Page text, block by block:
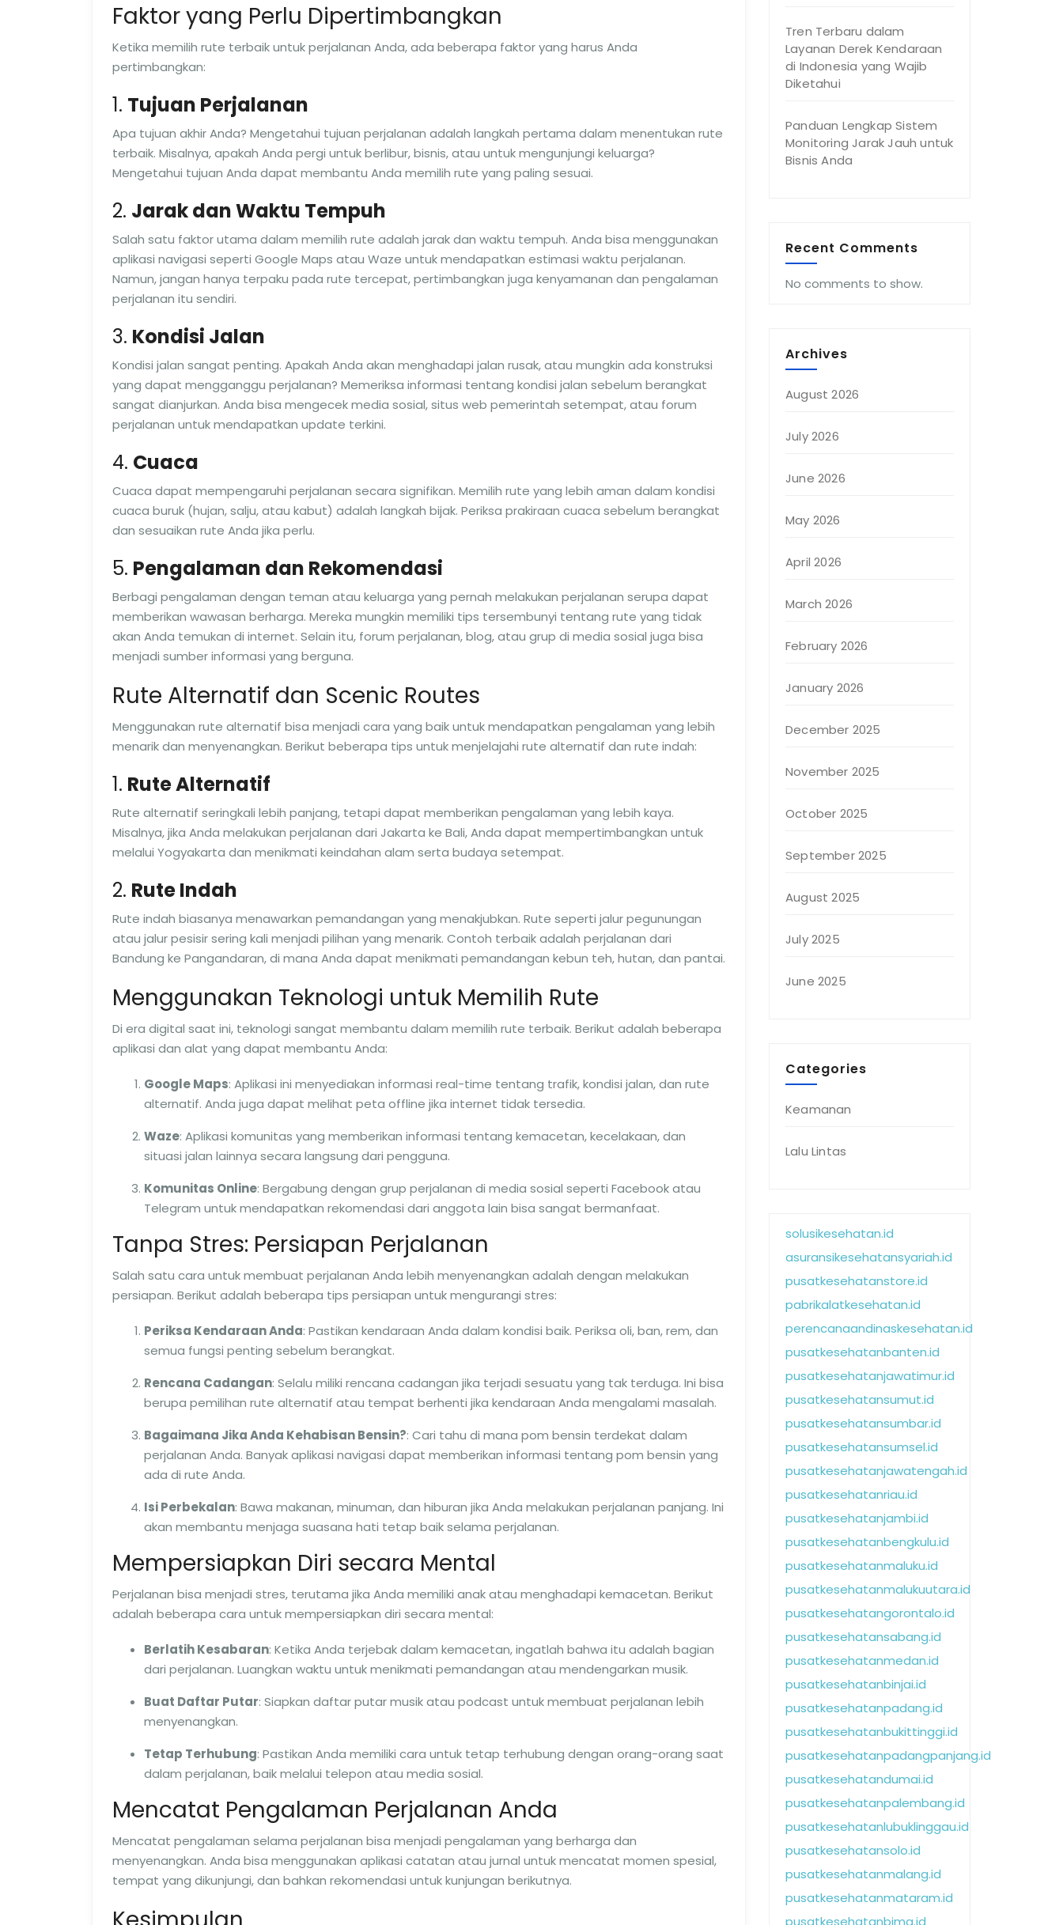
Faktor yang Perlu Dipertimbangkan
Ketika memilih rute terbaik untuk perjalanan Anda, ada beberapa faktor yang harus Anda
pertimbangkan:
1. Tujuan Perjalanan
Apa tujuan akhir Anda? Mengetahui tujuan perjalanan adalah langkah pertama dalam menentukan rute
terbaik. Misalnya, apakah Anda pergi untuk berlibur, bisnis, atau untuk mengunjungi keluarga?
Mengetahui tujuan Anda dapat membantu Anda memilih rute yang paling sesuai.
2. Jarak dan Waktu Tempuh
Salah satu faktor utama dalam memilih rute adalah jarak dan waktu tempuh. Anda bisa menggunakan
aplikasi navigasi seperti Google Maps atau Waze untuk mendapatkan estimasi waktu perjalanan.
Namun, jangan hanya terpaku pada rute tercepat, pertimbangkan juga kenyamanan dan pengalaman
perjalanan itu sendiri.
3. Kondisi Jalan
Kondisi jalan sangat penting. Apakah Anda akan menghadapi jalan rusak, atau mungkin ada konstruksi
yang dapat mengganggu perjalanan? Memeriksa informasi tentang kondisi jalan sebelum berangkat
sangat dianjurkan. Anda bisa mengecek media sosial, situs web pemerintah setempat, atau forum
perjalanan untuk mendapatkan update terkini.
4. Cuaca
Cuaca dapat mempengaruhi perjalanan secara signifikan. Memilih rute yang lebih aman dalam kondisi
cuaca buruk (hujan, salju, atau kabut) adalah langkah bijak. Periksa prakiraan cuaca sebelum berangkat
dan sesuaikan rute Anda jika perlu.
5. Pengalaman dan Rekomendasi
Berbagi pengalaman dengan teman atau keluarga yang pernah melakukan perjalanan serupa dapat
memberikan wawasan berharga. Mereka mungkin memiliki tips tersembunyi tentang rute yang tidak
akan Anda temukan di internet. Selain itu, forum perjalanan, blog, atau grup di media sosial juga bisa
menjadi sumber informasi yang berguna.
Rute Alternatif dan Scenic Routes
Menggunakan rute alternatif bisa menjadi cara yang baik untuk mendapatkan pengalaman yang lebih
menarik dan menyenangkan. Berikut beberapa tips untuk menjelajahi rute alternatif dan rute indah:
1. Rute Alternatif
Rute alternatif seringkali lebih panjang, tetapi dapat memberikan pengalaman yang lebih kaya.
Misalnya, jika Anda melakukan perjalanan dari Jakarta ke Bali, Anda dapat mempertimbangkan untuk
melalui Yogyakarta dan menikmati keindahan alam serta budaya setempat.
2. Rute Indah
Rute indah biasanya menawarkan pemandangan yang menakjubkan. Rute seperti jalur pegunungan
atau jalur pesisir sering kali menjadi pilihan yang menarik. Contoh terbaik adalah perjalanan dari
Bandung ke Pangandaran, di mana Anda dapat menikmati pemandangan kebun teh, hutan, dan pantai.
Menggunakan Teknologi untuk Memilih Rute
Di era digital saat ini, teknologi sangat membantu dalam memilih rute terbaik. Berikut adalah beberapa
aplikasi dan alat yang dapat membantu Anda:
Google Maps: Aplikasi ini menyediakan informasi real-time tentang trafik, kondisi jalan, dan rute
alternatif. Anda juga dapat melihat peta offline jika internet tidak tersedia.
Waze: Aplikasi komunitas yang memberikan informasi tentang kemacetan, kecelakaan, dan
situasi jalan lainnya secara langsung dari pengguna.
Komunitas Online: Bergabung dengan grup perjalanan di media sosial seperti Facebook atau
Telegram untuk mendapatkan rekomendasi dari anggota lain bisa sangat bermanfaat.
Tanpa Stres: Persiapan Perjalanan
Salah satu cara untuk membuat perjalanan Anda lebih menyenangkan adalah dengan melakukan
persiapan. Berikut adalah beberapa tips persiapan untuk mengurangi stres:
Periksa Kendaraan Anda: Pastikan kendaraan Anda dalam kondisi baik. Periksa oli, ban, rem, dan
semua fungsi penting sebelum berangkat.
Rencana Cadangan: Selalu miliki rencana cadangan jika terjadi sesuatu yang tak terduga. Ini bisa
berupa pemilihan rute alternatif atau tempat berhenti jika kendaraan Anda mengalami masalah.
Bagaimana Jika Anda Kehabisan Bensin?: Cari tahu di mana pom bensin terdekat dalam
perjalanan Anda. Banyak aplikasi navigasi dapat memberikan informasi tentang pom bensin yang
ada di rute Anda.
Isi Perbekalan: Bawa makanan, minuman, dan hiburan jika Anda melakukan perjalanan panjang. Ini
akan membantu menjaga suasana hati tetap baik selama perjalanan.
Mempersiapkan Diri secara Mental
Perjalanan bisa menjadi stres, terutama jika Anda memiliki anak atau menghadapi kemacetan. Berikut
adalah beberapa cara untuk mempersiapkan diri secara mental:
Berlatih Kesabaran: Ketika Anda terjebak dalam kemacetan, ingatlah bahwa itu adalah bagian
dari perjalanan. Luangkan waktu untuk menikmati pemandangan atau mendengarkan musik.
Buat Daftar Putar: Siapkan daftar putar musik atau podcast untuk membuat perjalanan lebih
menyenangkan.
Tetap Terhubung: Pastikan Anda memiliki cara untuk tetap terhubung dengan orang-orang saat
dalam perjalanan, baik melalui telepon atau media sosial.
Mencatat Pengalaman Perjalanan Anda
Mencatat pengalaman selama perjalanan bisa menjadi pengalaman yang berharga dan
menyenangkan. Anda bisa menggunakan aplikasi catatan atau jurnal untuk mencatat momen spesial,
tempat yang dikunjungi, dan bahkan rekomendasi untuk kunjungan berikutnya.
Tren Terbaru dalam
Layanan Derek Kendaraan
di Indonesia yang Wajib
Diketahui
Panduan Lengkap Sistem
Monitoring Jarak Jauh untuk
Bisnis Anda
Recent Comments
No comments to show.
Archives
August 2026
July 2026
June 2026
May 2026
April 2026
March 2026
February 2026
January 2026
December 2025
November 2025
October 2025
September 2025
August 2025
July 2025
June 2025
Categories
Keamanan
Lalu Lintas
solusikesehatan.id
asuransikesehatansyariah.id
pusatkesehatanstore.id
pabrikalatkesehatan.id
perencanaandinaskesehatan.id
pusatkesehatanbanten.id
pusatkesehatanjawatimur.id
pusatkesehatansumut.id
pusatkesehatansumbar.id
pusatkesehatansumsel.id
pusatkesehatanjawatengah.id
pusatkesehatanriau.id
pusatkesehatanjambi.id
pusatkesehatanbengkulu.id
pusatkesehatanmaluku.id
pusatkesehatanmalukuutara.id
pusatkesehatangorontalo.id
pusatkesehatansabang.id
pusatkesehatanmedan.id
pusatkesehatanbinjai.id
pusatkesehatanpadang.id
pusatkesehatanbukittinggi.id
pusatkesehatanpadangpanjang.id
pusatkesehatandumai.id
pusatkesehatanpalembang.id
pusatkesehatanlubuklinggau.id
pusatkesehatansolo.id
pusatkesehatanmalang.id
pusatkesehatanmataram.id
pusatkesehatanbima.id